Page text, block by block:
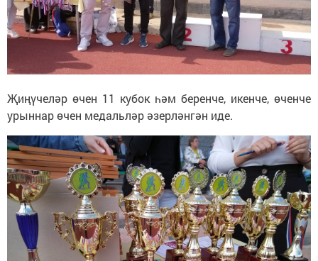
Җиңүчеләр өчен 11 кубок һәм беренче, икенче, өченче
урыннар өчен медальләр әзерләнгән иде.